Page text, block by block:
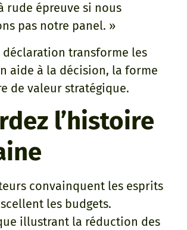
rude épreuve si nous
pas notre panel. »
déclaration transforme les
aide à la décision, la forme
de valeur stratégique.
l’histoire
convainquent les esprits
les budgets.
illustrant la réduction des